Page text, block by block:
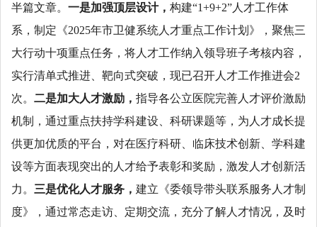
半篇文章。 一是加强顶层设计， 构建“1+9+2”人才工作体
系，制定《2025年市卫健系统人才重点工作计划》，聚焦三
大行动十项重点任务，将人才工作纳入领导班子考核内容，
实行清单式推进、靶向式突破，现已召开人才工作推进会2
次。 二是加大人才激励， 指导各公立医院完善人才评价激励
机制，通过重点扶持学科建设、科研课题等，为人才成长提
供更加优质的平台，对在医疗科研、临床技术创新、学科建
设等方面表现突出的人才给予表彰和奖励，激发人才创新活
力。 三是优化人才服务， 建立《委领导带头联系服务人才制
度》，通过常态走访、定期交流，充分了解人才情况，及时